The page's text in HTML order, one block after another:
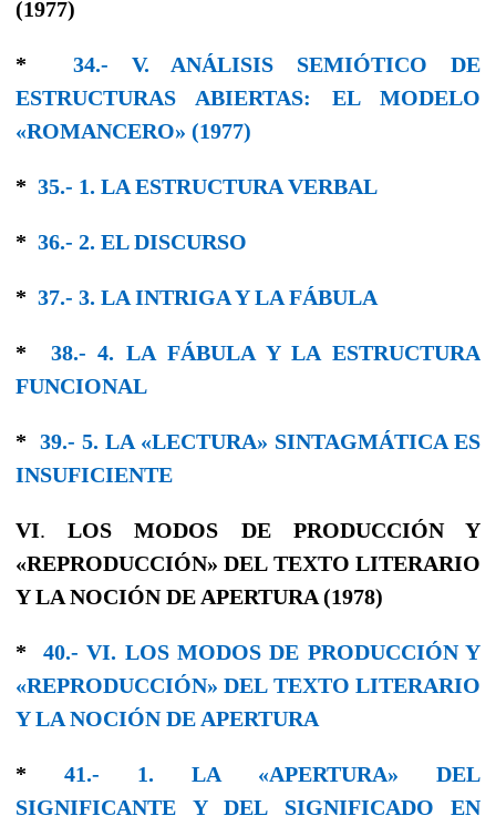
(1977)
* 34.- V. ANÁLISIS SEMIÓTICO DE
ESTRUCTURAS ABIERTAS: EL MODELO
«ROMANCERO» (1977)
* 35.- 1. LA ESTRUCTURA VERBAL
* 36.- 2. EL DISCURSO
* 37.- 3. LA INTRIGA Y LA FÁBULA
* 38.- 4. LA FÁBULA Y LA ESTRUCTURA
FUNCIONAL
* 39.- 5. LA «LECTURA» SINTAGMÁTICA ES
INSUFICIENTE
VI.LOS MODOS DE PRODUCCIÓN Y
«REPRODUCCIÓN» DEL TEXTO LITERARIO
Y LA NOCIÓN DE APERTURA (1978)
* 40.- VI. LOS MODOS DE PRODUCCIÓN Y
«REPRODUCCIÓN» DEL TEXTO LITERARIO
Y LA NOCIÓN DE APERTURA
* 41.- 1. LA «APERTURA» DEL
SIGNIFICANTE Y DEL SIGNIFICADO EN